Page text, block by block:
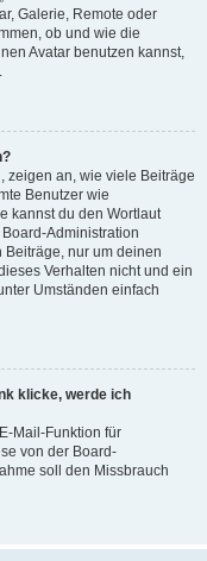
Galerie, Remote oder
ob und wie die
Avatar benutzen kannst,
zeigen an, wie viele Beiträge
Benutzer wie
kannst du den Wortlaut
Administration
nur um deinen
Verhalten nicht und ein
Umständen einfach
klicke, werde ich
Mail-Funktion für
von der Board-
soll den Missbrauch